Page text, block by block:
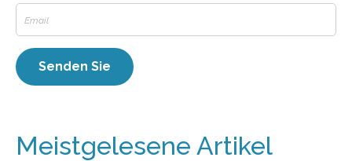
Meistgelesene Artikel